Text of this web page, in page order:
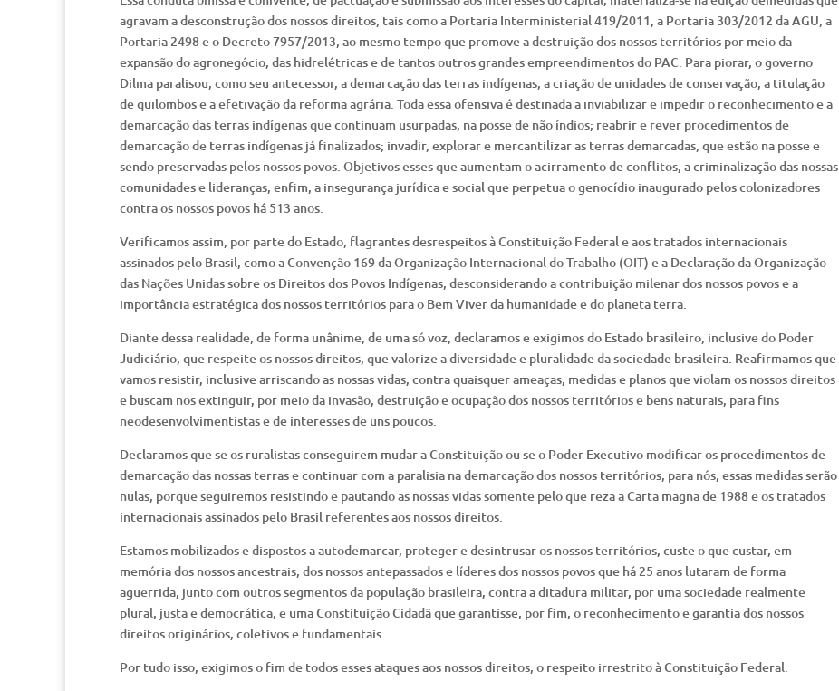
agravam a desconstrução dos nossos direitos, tais como a Portaria Interministerial 419/2011, a Portaria 303/2012 da AGU, a
Portaria 2498 e o Decreto 7957/2013, ao mesmo tempo que promove a destruição dos nossos territórios por meio da
expansão do agronegócio, das hidrelétricas e de tantos outros grandes empreendimentos do PAC. Para piorar, o governo
Dilma paralisou, como seu antecessor, a demarcação das terras indígenas, a criação de unidades de conservação, a titulação
de quilombos e a efetivação da reforma agrária. Toda essa ofensiva é destinada a inviabilizar e impedir o reconhecimento e a
demarcação das terras indígenas que continuam usurpadas, na posse de não índios; reabrir e rever procedimentos de
demarcação de terras indígenas já finalizados; invadir, explorar e mercantilizar as terras demarcadas, que estão na posse e
sendo preservadas pelos nossos povos. Objetivos esses que aumentam o acirramento de conflitos, a criminalização das nossas
comunidades e lideranças, enfim, a insegurança jurídica e social que perpetua o genocídio inaugurado pelos colonizadores
contra os nossos povos há 513 anos.
Verificamos assim, por parte do Estado, flagrantes desrespeitos à Constituição Federal e aos tratados internacionais
assinados pelo Brasil, como a Convenção 169 da Organização Internacional do Trabalho (OIT) e a Declaração da Organização
das Nações Unidas sobre os Direitos dos Povos Indígenas, desconsiderando a contribuição milenar dos nossos povos e a
importância estratégica dos nossos territórios para o Bem Viver da humanidade e do planeta terra.
Diante dessa realidade, de forma unânime, de uma só voz, declaramos e exigimos do Estado brasileiro, inclusive do Poder
Judiciário, que respeite os nossos direitos, que valorize a diversidade e pluralidade da sociedade brasileira. Reafirmamos que
vamos resistir, inclusive arriscando as nossas vidas, contra quaisquer ameaças, medidas e planos que violam os nossos direitos
e buscam nos extinguir, por meio da invasão, destruição e ocupação dos nossos territórios e bens naturais, para fins
neodesenvolvimentistas e de interesses de uns poucos.
Declaramos que se os ruralistas conseguirem mudar a Constituição ou se o Poder Executivo modificar os procedimentos de
demarcação das nossas terras e continuar com a paralisia na demarcação dos nossos territórios, para nós, essas medidas serão
nulas, porque seguiremos resistindo e pautando as nossas vidas somente pelo que reza a Carta magna de 1988 e os tratados
internacionais assinados pelo Brasil referentes aos nossos direitos.
Estamos mobilizados e dispostos a autodemarcar, proteger e desintrusar os nossos territórios, custe o que custar, em
memória dos nossos ancestrais, dos nossos antepassados e líderes dos nossos povos que há 25 anos lutaram de forma
aguerrida, junto com outros segmentos da população brasileira, contra a ditadura militar, por uma sociedade realmente
plural, justa e democrática, e uma Constituição Cidadã que garantisse, por fim, o reconhecimento e garantia dos nossos
direitos originários, coletivos e fundamentais.
Por tudo isso, exigimos o fim de todos esses ataques aos nossos direitos, o respeito irrestrito à Constituição Federal: